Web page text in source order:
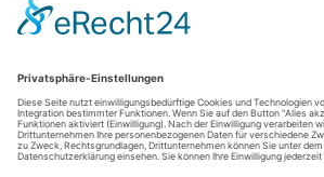
eingetragen in: Allgemein
Zeugen einer vergangenen Baukunst